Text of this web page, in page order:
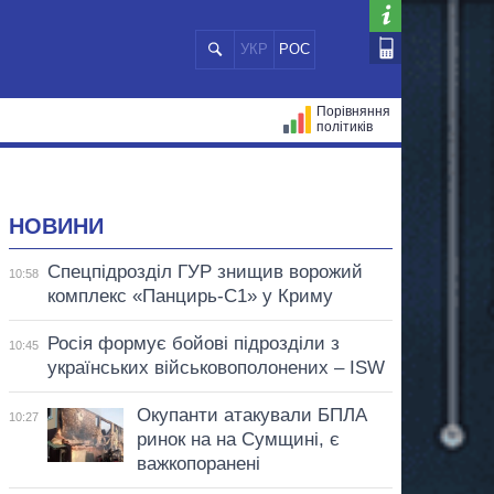
УКР РОС
Порівняння
політиків
НОВИНИ
10:58
Спецпідрозділ ГУР знищив ворожий
комплекс «Панцирь-С1» у Криму
10:45
Росія формує бойові підрозділи з
українських військовополонених – ISW
10:27
Окупанти атакували БПЛА
ринок на на Сумщині, є
важкопоранені